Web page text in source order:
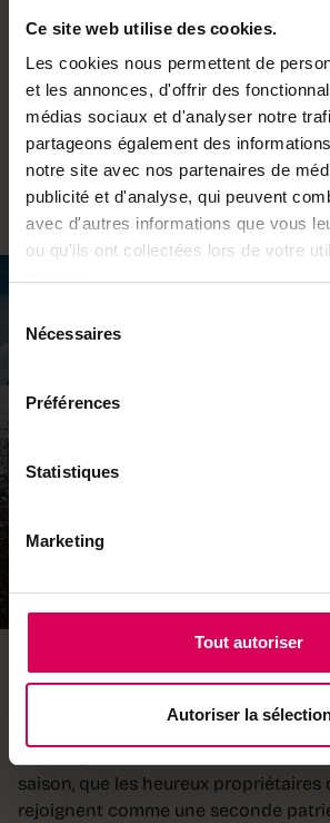
Ce site web utilise des cookies.
Les cookies nous permettent de
et les annonces, d'offrir des
médias sociaux et d'analyser notre
partageons également des
notre site avec nos partenaires de
publicité et d'analyse, qui peuvent
avec d'autres informations que vous
ou qu'ils ont collectées lors de votre
Nécessaires
Préférences
Statistiques
Marketing
Tout autoriser
Autoriser la
Seuls nos amis haut-valaisans
éclairer quant à l’origine de ce nom
esprits voyageurs y verront peut-être
inuites, ou… Quoi qu’il en soit, quelle
ouverte comme un corridor au
mélèzes et épicéas. Difficile, en tant
pas saliver à l’idée des belles godilles
tracer durant la descente…
4
Oberu, 2030m d’altitude (ou «Obern »,
saison, que les heureux propriétaires
rejoignent comme une seconde